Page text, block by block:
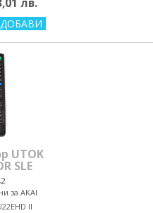
лв.
UTOK
SLE
за AKAI
II